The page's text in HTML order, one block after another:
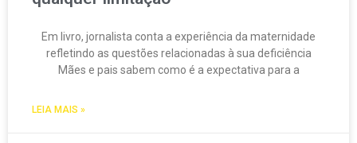
Em livro, jornalista conta a experiência da maternidade
refletindo as questões relacionadas à sua deficiência
Mães e pais sabem como é a expectativa para a
LEIA MAIS »